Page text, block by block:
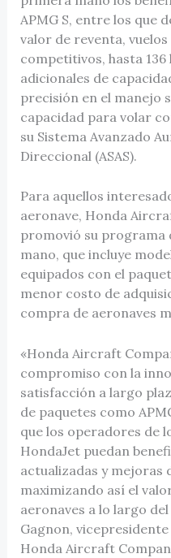
APMG S, entre los que
valor de reventa,
competitivos, hasta
adicionales de
precisión en el manejo
capacidad para volar
su Sistema Avanzado
Direccional (ASAS).
Para aquellos
aeronave, Honda
promovió su programa
mano, que incluye
equipados con el
menor costo de
compra de aeronaves
«Honda Aircraft
compromiso con la
satisfacción a largo
de paquetes como
que los operadores de
HondaJet puedan
actualizadas y mejoras
maximizando así el
aeronaves a lo largo
Gagnon,
Honda Aircraft